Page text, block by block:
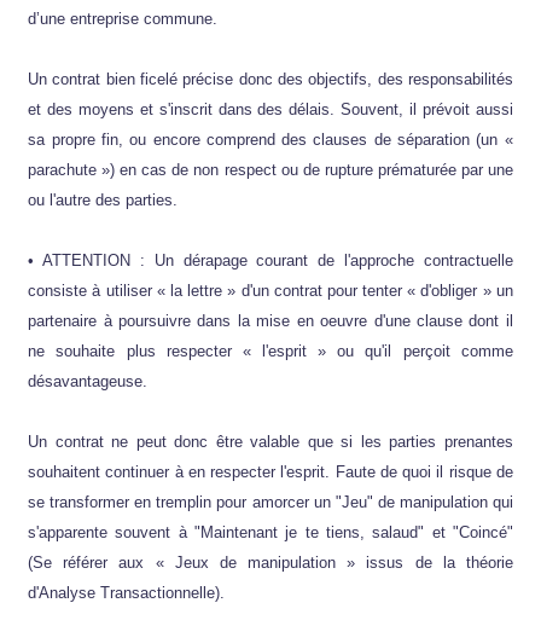
d’une entreprise commune.
Un contrat bien ficelé précise donc des objectifs, des responsabilités
et des moyens et s'inscrit dans des délais. Souvent, il prévoit aussi
sa propre fin, ou encore comprend des clauses de séparation (un «
parachute ») en cas de non respect ou de rupture prématurée par une
ou l'autre des parties.
• ATTENTION : Un dérapage courant de l'approche contractuelle
consiste à utiliser « la lettre » d'un contrat pour tenter « d'obliger » un
partenaire à poursuivre dans la mise en oeuvre d'une clause dont il
ne souhaite plus respecter « l'esprit » ou qu'il perçoit comme
désavantageuse.
Un contrat ne peut donc être valable que si les parties prenantes
souhaitent continuer à en respecter l'esprit. Faute de quoi il risque de
se transformer en tremplin pour amorcer un "Jeu" de manipulation qui
s'apparente souvent à "Maintenant je te tiens, salaud" et "Coincé"
(Se référer aux « Jeux de manipulation » issus de la théorie
d'Analyse Transactionnelle).